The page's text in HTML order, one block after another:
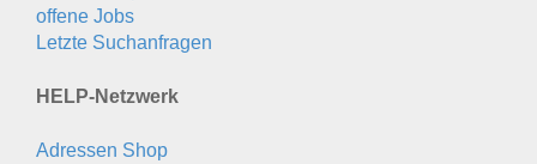
offene Jobs
Letzte Suchanfragen
HELP-Netzwerk
Adressen Shop